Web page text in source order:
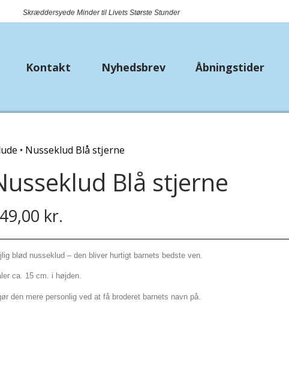
Skræddersyede Minder til Livets Største Stunder
Lana
strikkekit dyr
Bånd
Jersey
Lommetørklæder
Kontakt Nyhedsbrev Åbningstider
Nusseklud Blå stjerne
Blå stjerne
kr.
blød nusseklud – den bliver hurtigt barnets bedste ven.
ca. 15 cm. i højden.
den mere personlig ved at få broderet barnets navn på.